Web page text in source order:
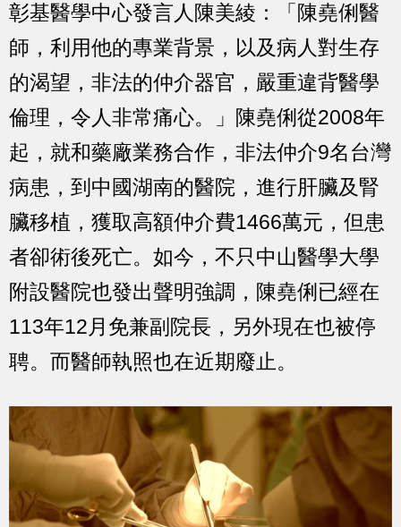
彰基醫學中心發言人陳美綾：「陳堯俐醫
師，利用他的專業背景，以及病人對生存
的渴望，非法的仲介器官，嚴重違背醫學
倫理，令人非常痛心。」陳堯俐從2008年
起，就和藥廠業務合作，非法仲介9名台灣
病患，到中國湖南的醫院，進行肝臟及腎
臟移植，獲取高額仲介費1466萬元，但患
者卻術後死亡。如今，不只中山醫學大學
附設醫院也發出聲明強調，陳堯俐已經在
113年12月免兼副院長，另外現在也被停
聘。而醫師執照也在近期廢止。